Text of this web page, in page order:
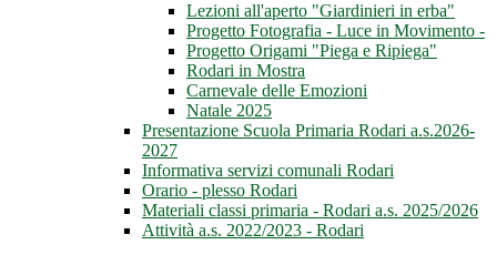
Lezioni all'aperto "Giardinieri in erba"
Progetto Fotografia - Luce in Movimento -
Progetto Origami "Piega e Ripiega"
Rodari in Mostra
Carnevale delle Emozioni
Natale 2025
Presentazione Scuola Primaria Rodari a.s.2026-
2027
Informativa servizi comunali Rodari
Orario - plesso Rodari
Materiali classi primaria - Rodari a.s. 2025/2026
Attività a.s. 2022/2023 - Rodari